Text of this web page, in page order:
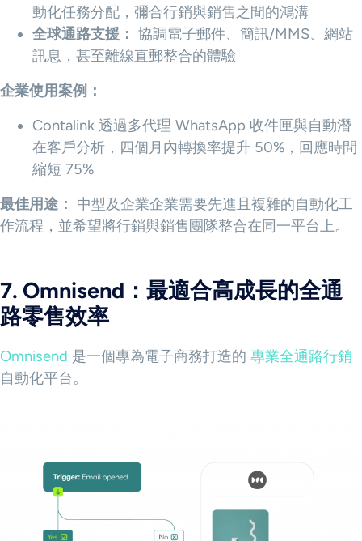
動化任務分配，彌合行銷與銷售之間的鴻溝
全球通路支援： 協調電子郵件、簡訊/MMS、網站
訊息，甚至離線直郵整合的體驗
企業使用案例：
Contalink 透過多代理 WhatsApp 收件匣與自動潛
在客戶分析，四個月內轉換率提升 50%，回應時間
縮短 75%
最佳用途： 中型及企業企業需要先進且複雜的自動化工
作流程，並希望將行銷與銷售團隊整合在同一平台上。
7. Omnisend：最適合高成長的全通
路零售效率
Omnisend 是一個專為電子商務打造的 專業全通路行銷
自動化平台。